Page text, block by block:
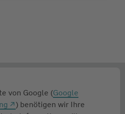
von Google (Google
) benötigen wir Ihre